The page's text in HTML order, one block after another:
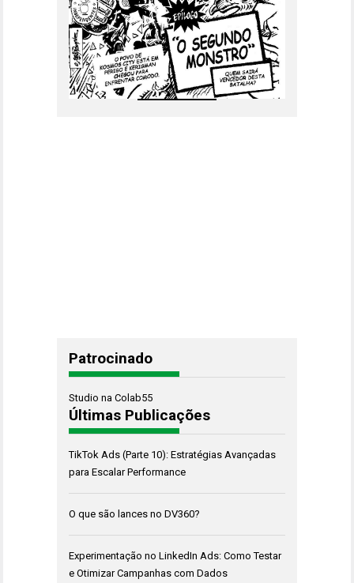
Patrocinado
Studio na Colab55
Últimas Publicações
TikTok Ads (Parte 10): Estratégias Avançadas
para Escalar Performance
O que são lances no DV360?
Experimentação no LinkedIn Ads: Como Testar
e Otimizar Campanhas com Dados